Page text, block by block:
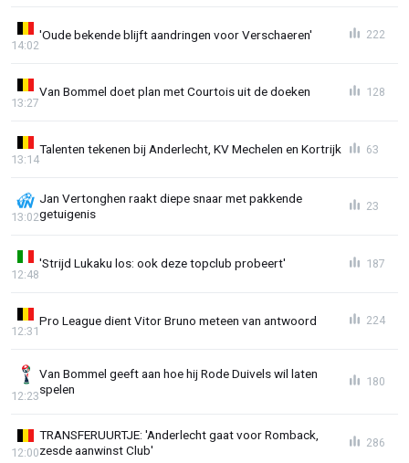
'Oude bekende blijft aandringen voor Verschaeren'
14:02
222
Van Bommel doet plan met Courtois uit de doeken
13:27
128
Talenten tekenen bij Anderlecht, KV Mechelen en Kortrijk
13:14
63
Jan Vertonghen raakt diepe snaar met pakkende
getuigenis
13:02
23
'Strijd Lukaku los: ook deze topclub probeert'
12:48
187
Pro League dient Vitor Bruno meteen van antwoord
12:31
224
Van Bommel geeft aan hoe hij Rode Duivels wil laten
spelen
12:23
180
TRANSFERUURTJE: 'Anderlecht gaat voor Romback,
zesde aanwinst Club'
12:00
286